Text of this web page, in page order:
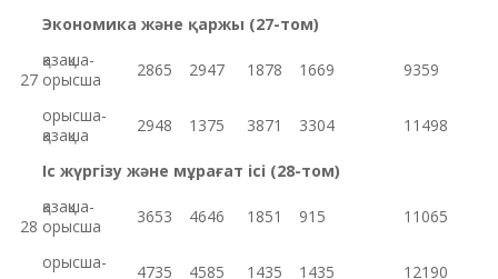
27
Экономика және қаржы (27-том)
қазақша-
орысша
2865 2947 1878 1669 9359
орысша-
қазақша
2948 1375 3871 3304 11498
28
Іс жүргізу және мұрағат ісі (28-том)
қазақша-
орысша
3653 4646 1851 915 11065
орысша-
4735 4585 1435 1435 12190